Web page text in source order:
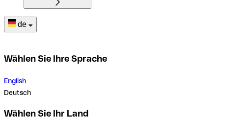
de
Wählen Sie Ihre Sprache
English
Deutsch
Wählen Sie Ihr Land